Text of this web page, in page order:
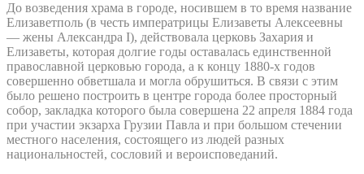
До возведения храма в городе, носившем в то время название
Елизаветполь (в честь императрицы Елизаветы Алексеевны
— жены Александра I), действовала церковь Захария и
Елизаветы, которая долгие годы оставалась единственной
православной церковью города, а к концу 1880-х годов
совершенно обветшала и могла обрушиться. В связи с этим
было решено построить в центре города более просторный
собор, закладка которого была совершена 22 апреля 1884 года
при участии экзарха Грузии Павла и при большом стечении
местного населения, состоящего из людей разных
национальностей, сословий и вероисповеданий.